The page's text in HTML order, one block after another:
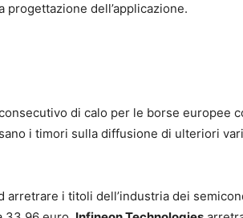
progettazione dell’applicazione.
di calo per le borse europee
i timori sulla diffusione di ulteriori
arretrare i titoli dell’industria dei